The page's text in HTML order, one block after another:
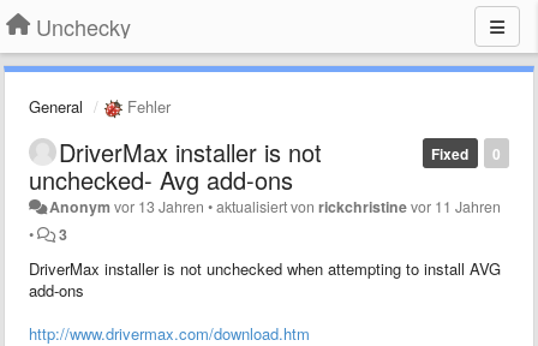
Unchecky
General Fehler
0
Fixed
DriverMax installer is not
unchecked- Avg add-ons
Anonym vor 13 Jahren •aktualisiert vonrickchristinevor 11 Jahren
•
3
DriverMax installer is not unchecked when attempting to install AVG
add-ons
http://www.drivermax.com/download.htm